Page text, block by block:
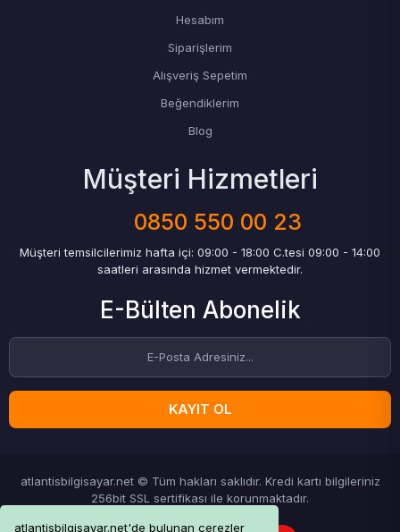
atlantisbilgisayar.net'de bulunan çerezler
Hesabım
Siparişlerim
Alışveriş Sepetim
Beğendiklerim
Blog
Müşteri Hizmetleri
0850 550 00 23
Müşteri temsilcilerimiz hafta içi: 09:00 - 18:00 C.tesi 09:00 - 14:00
saatleri arasında hizmet vermektedir.
E-Bülten Abonelik
KAYIT OL
atlantisbilgisayar.net © Tüm hakları saklıdır. Kredi kartı bilgileriniz
256bit SSL sertifikası ile korunmaktadır.